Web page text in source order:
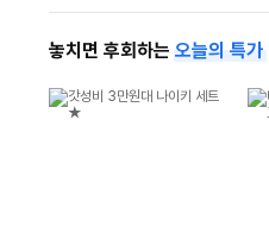
놓치면 후회하는 오늘의 특가